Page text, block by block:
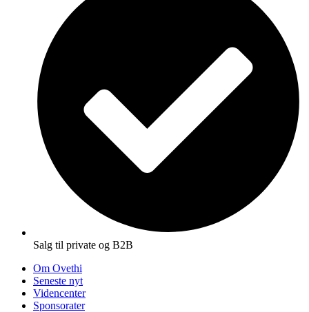
Salg til private og B2B
Om Ovethi
Seneste nyt
Videncenter
Sponsorater